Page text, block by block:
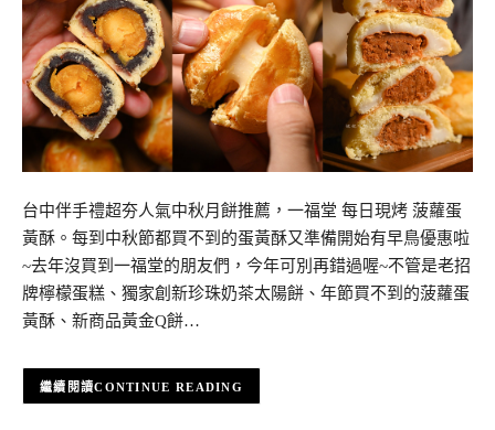
台中伴手禮超夯人氣中秋月餅推薦，一福堂 每日現烤 菠蘿蛋
黃酥。每到中秋節都買不到的蛋黃酥又準備開始有早鳥優惠啦
~去年沒買到一福堂的朋友們，今年可別再錯過喔~不管是老招
牌檸檬蛋糕、獨家創新珍珠奶茶太陽餅、年節買不到的菠蘿蛋
黃酥、新商品黃金Q餅…
CONTINUE READING